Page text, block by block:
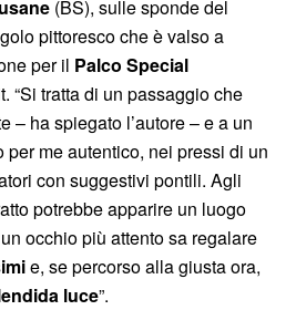
(BS), sulle sponde del
pittoresco che è valso a
per il Palco Special
“Si tratta di un passaggio che
– ha spiegato l’autore – e a un
me autentico, nei pressi di un
con suggestivi pontili. Agli
potrebbe apparire un luogo
occhio più attento sa regalare
e, se percorso alla giusta ora,
luce”.